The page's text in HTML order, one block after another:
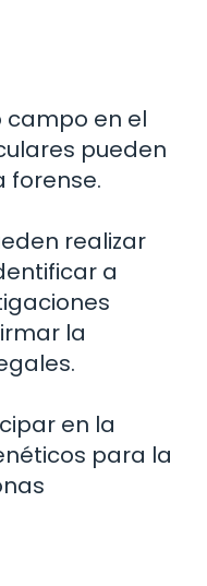
campo en el
pueden
forense.
realizar
a
la
en la
para la